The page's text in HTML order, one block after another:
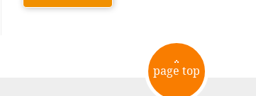
page top